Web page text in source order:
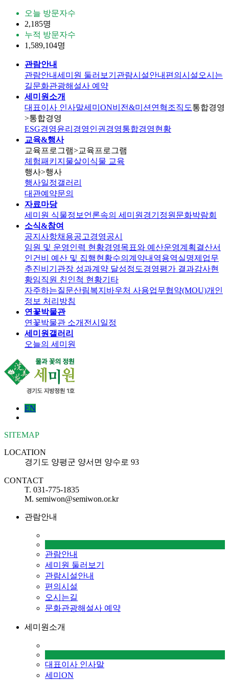
오늘 방문자수
2,185명
누적 방문자수
1,589,104명
관람안내
관람안내세미원 둘러보기 관람시설안내 편의시설 오시는
길문화관광해설사 예약
세미원소개
대표이사 인사말세미ON비전&미션 연혁조직도통합경영
>통합경영
ESG경영윤리경영인권경영통합경영현황
교육&행사
교육프로그램>교육프로그램
체험패키지 물살이식물 교육
행사>행사
행사일정갤러리
대관예약문의
자료마당
세미원 식물정보 언론속의 세미원 경기정원문화박람회
소식&참여
공지사항채용공고경영공시
임원 및 운영인력 현황경영목표와 예산운영계획결산서
인건비 예산 및 집행현황수의계약내역용역실명제 업무
추진비 기관장 성과계약 달성정도경영평가 결과감사현
황임직원 친인척 현황기타
자주하는질문산림복지바우처 사용업무협약(MOU)개인
정보 처리방침
연꽃박물관
연꽃박물관 소개 전시일정
세미원갤러리
오늘의 세미원
EN
SITEMAP
LOCATION
경기도 양평군 양서면 양수로 93
CONTACT
T. 031-775-1835
M. semiwon@semiwon.or.kr
관람안내
관람안내
세미원 둘러보기
관람시설안내
편의시설
오시는길
문화관광해설사 예약
세미원소개
대표이사 인사말
세미ON